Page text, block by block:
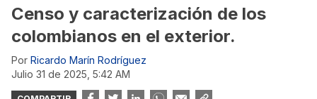
Censo y caracterización de los
colombianos en el exterior.
Por Ricardo Marín Rodríguez
julio 31 de 2025, 5:42 AM